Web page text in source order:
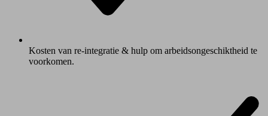
Kosten van re-integratie & hulp om arbeidsongeschiktheid te
voorkomen.